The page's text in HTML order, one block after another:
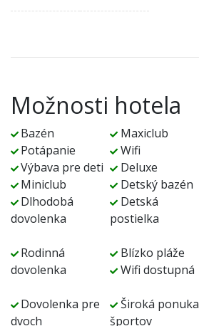
Možnosti hotela
Bazén Maxiclub
Potápanie
Wifi
Výbava pre deti
Deluxe
Miniclub
Detský bazén
Dlhodobá
dovolenka
Detská
postielka
Rodinná
dovolenka
Blízko pláže
Wifi dostupná
Dovolenka pre
dvoch
Široká ponuka
športov